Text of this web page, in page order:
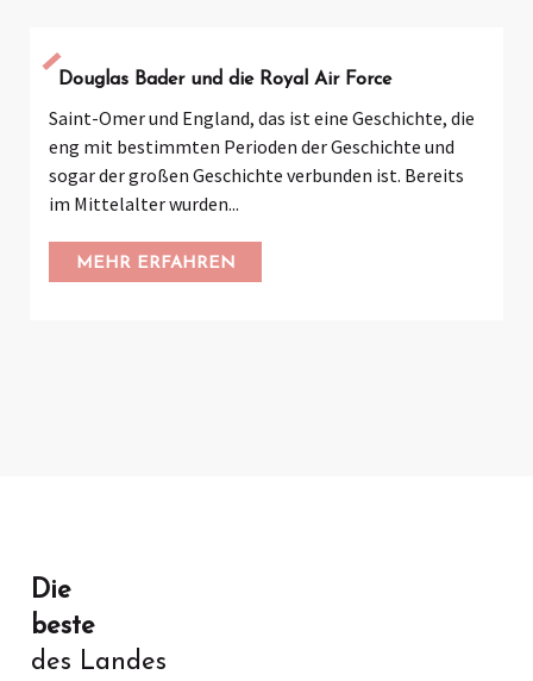
Douglas Bader und die Royal Air Force
Saint-Omer und England, das ist eine Geschichte, die
eng mit bestimmten Perioden der Geschichte und
sogar der großen Geschichte verbunden ist. Bereits
im Mittelalter wurden...
MEHR ERFAHREN
Die
beste
des Landes